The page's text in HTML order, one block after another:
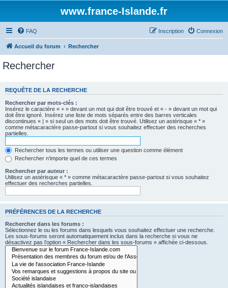
www.france-Islande.fr
FAQ Connexion
Inscription
Accueil du forum Rechercher
Rechercher
REQUÊTE DE LA RECHERCHE
Rechercher par mots-clés :
Insérez le caractère « + » devant un mot qui doit être trouvé et « - » devant un mot qui
doit être ignoré. Insérez une liste de mots séparés entre des barres verticales
discontinues « | » si seul un des mots doit être trouvé. Utilisez un astérisque « * »
comme métacaractère passe-partout si vous souhaitez effectuer des recherches
partielles.
Rechercher tous les termes ou utiliser une question comme élément
Rechercher n’importe quel de ces termes
Rechercher par auteur :
Utilisez un astérisque « * » comme métacaractère passe-partout si vous souhaitez
effectuer des recherches partielles.
PRÉFÉRENCES DE LA RECHERCHE
Rechercher dans les forums :
Sélectionnez le ou les forums dans lesquels vous souhaitez effectuer une recherche.
Les sous-forums seront automatiquement inclus dans la recherche si vous ne
désactivez pas l’option « Rechercher dans les sous-forums » affichée ci-dessous.